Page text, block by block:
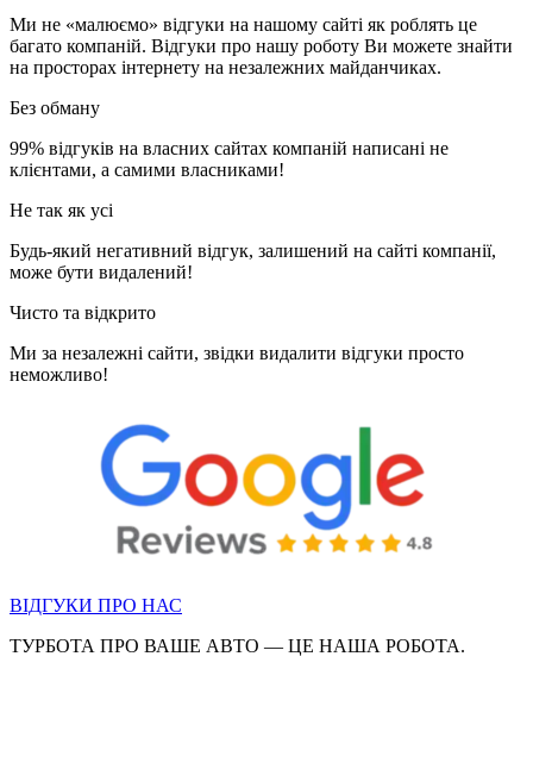
Ми не «малюємо» відгуки на нашому сайті як роблять це
багато компаній. Відгуки про нашу роботу Ви можете знайти
на просторах інтернету на незалежних майданчиках.
Без обману
99% відгуків на власних сайтах компаній написані не
клієнтами, а самими власниками!
Не так як усі
Будь-який негативний відгук, залишений на сайті компанії,
може бути видалений!
Чисто та відкрито
Ми за незалежні сайти, звідки видалити відгуки просто
неможливо!
ВІДГУКИ ПРО НАС
ТУРБОТА ПРО ВАШЕ АВТО — ЦЕ НАША РОБОТА.